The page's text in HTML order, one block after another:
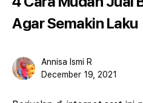
Agar Semakin Laku
Annisa Ismi R
December 19, 2021